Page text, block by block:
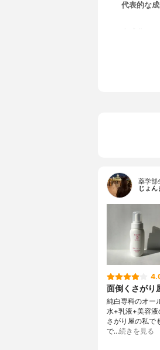
代表的な
薬学部
じょん
面倒くさがり
純白専科のオー
水+乳液+美容液
さがり屋の私で
で…続きを見る